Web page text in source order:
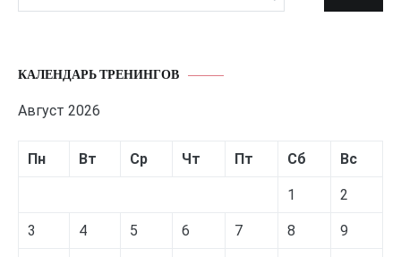
КАЛЕНДАРЬ ТРЕНИНГОВ
Август 2026
Пн Вт Ср Чт Пт Сб Вс
1 2
3 4 5 6 7 8 9